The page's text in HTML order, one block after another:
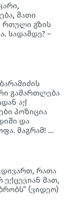
მათი
რთული გზის
სადამდე? –
გამართლება
აქ
პოზიცია
და
მაგრამ! …
რათა
მათ,
(ვიდეო)